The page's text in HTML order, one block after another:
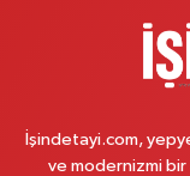
Erenköy Mahallesi
0 (216) 550 77 77
Mimar Sinan Mahallesi
Üsküdar Hastanesi yanı
İşindetayi.com,
ve modernizmi bir